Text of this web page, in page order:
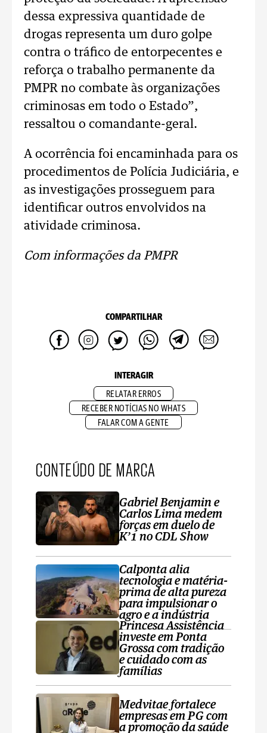
dessa expressiva quantidade de
drogas representa um duro golpe
contra o tráfico de entorpecentes e
reforça o trabalho permanente da
PMPR no combate às organizações
criminosas em todo o Estado”,
ressaltou o comandante-geral.
A ocorrência foi encaminhada para os
procedimentos de Polícia Judiciária, e
as investigações prosseguem para
identificar outros envolvidos na
atividade criminosa.
Com informações da PMPR
COMPARTILHAR
INTERAGIR
RELATAR ERROS
RECEBER NOTÍCIAS NO WHATS
FALAR COM A GENTE
CONTEÚDO DE MARCA
Gabriel Benjamin e
Carlos Lima medem
forças em duelo de
K’1 no CDL Show
Calponta alia
tecnologia e matéria-
prima de alta pureza
para impulsionar o
agro e a indústria
Princesa Assistência
investe em Ponta
Grossa com tradição
e cuidado com as
famílias
Medvitae fortalece
empresas em PG com
a promoção da saúde